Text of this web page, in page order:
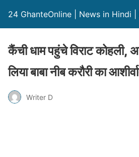
24 GhanteOnline | News in Hindi |
कैंची धाम पहुंचे विराट कोहली,
लिया बाबा नीब करौरी का
Writer D